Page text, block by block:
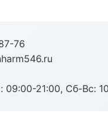
76
09:00-21:00, Сб-Вс: